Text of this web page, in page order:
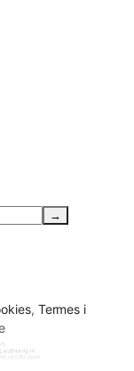
, Termes i